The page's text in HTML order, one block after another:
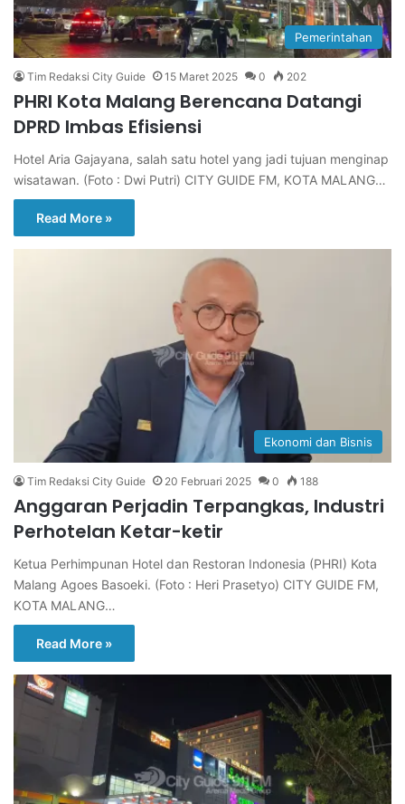
Pemerintahan
Tim Redaksi City Guide 15 Maret 2025 0 202
PHRI Kota Malang Berencana Datangi
DPRD Imbas Efisiensi
Hotel Aria Gajayana, salah satu hotel yang jadi tujuan menginap
wisatawan. (Foto : Dwi Putri) CITY GUIDE FM, KOTA MALANG…
Read More »
Ekonomi dan Bisnis
Tim Redaksi City Guide 20 Februari 2025 0 188
Anggaran Perjadin Terpangkas, Industri
Perhotelan Ketar-ketir
Ketua Perhimpunan Hotel dan Restoran Indonesia (PHRI) Kota
Malang Agoes Basoeki. (Foto : Heri Prasetyo) CITY GUIDE FM,
KOTA MALANG…
Read More »